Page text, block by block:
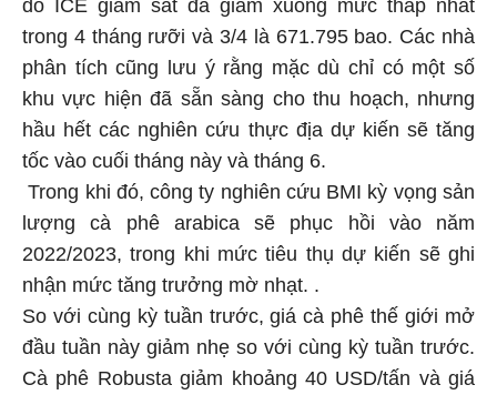
do ICE giám sát đã giảm xuống mức thấp nhất
trong 4 tháng rưỡi và 3/4 là 671.795 bao. Các nhà
phân tích cũng lưu ý rằng mặc dù chỉ có một số
khu vực hiện đã sẵn sàng cho thu hoạch, nhưng
hầu hết các nghiên cứu thực địa dự kiến sẽ tăng
tốc vào cuối tháng này và tháng 6.
Trong khi đó, công ty nghiên cứu BMI kỳ vọng sản
lượng cà phê arabica sẽ phục hồi vào năm
2022/2023, trong khi mức tiêu thụ dự kiến sẽ ghi
nhận mức tăng trưởng mờ nhạt. .
So với cùng kỳ tuần trước, giá cà phê thế giới mở
đầu tuần này giảm nhẹ so với cùng kỳ tuần trước.
Cà phê Robusta giảm khoảng 40 USD/tấn và giá